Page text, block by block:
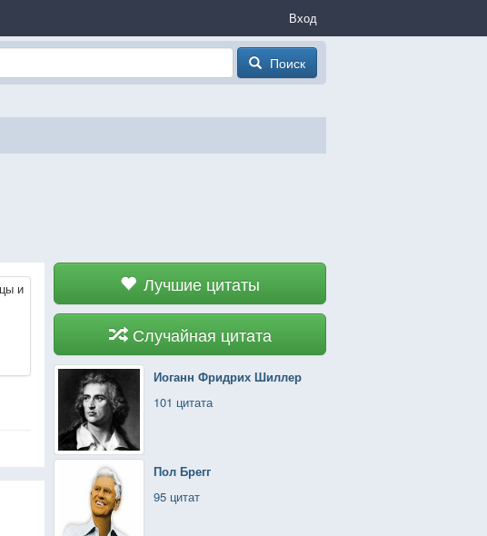
Вход
Поиск
Лучшие цитаты
Случайная цитата
Иоганн Фридрих Шиллер
101 цитата
Пол Брегг
95 цитат